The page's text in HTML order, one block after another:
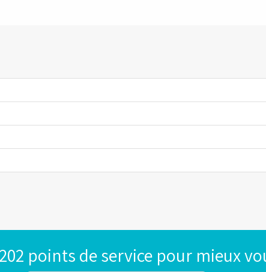
points de service pour mieux